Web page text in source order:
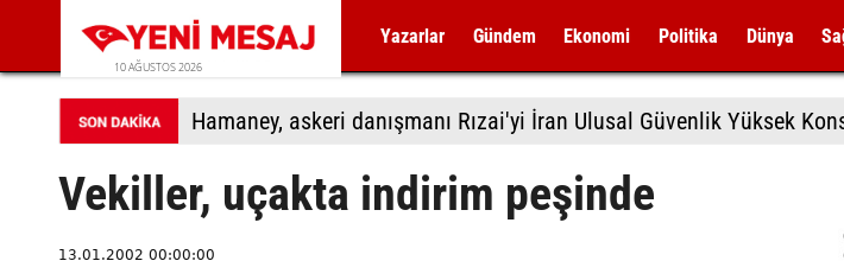
10 AĞUSTOS 2026
Yazarlar Gündem Ekonomi Politika Dünya
Vekiller, uçakta indirim peşinde
13.01.2002 00:00:00